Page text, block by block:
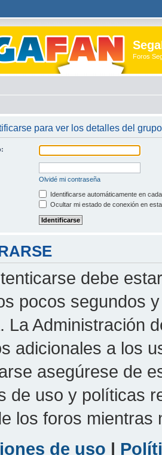
Foros
para ver los detalles del grupo
Olvidé mi contraseña
Identificarse automáticamente en
Ocultar mi estado de conexión en
debe
pocos segundos
La Administración
adicionales a los
asegúrese de
de uso y políticas
los foros mientras
de uso |